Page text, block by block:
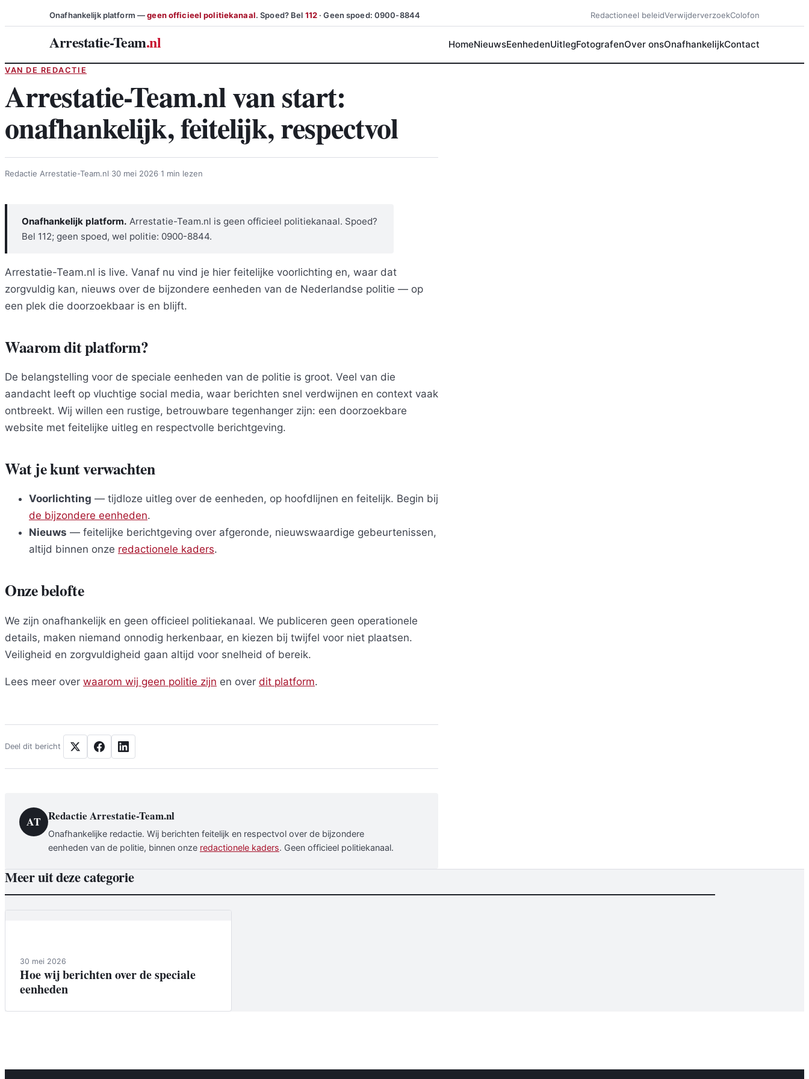
naar
inhoud
Onafhankelijk platform —geen officieel politiekanaal. Spoed? Bel 112· Geen spoed: 0900-8844 Redactioneel beleidVerwijderverzoekColofon
Arrestatie-Team.nl HomeNieuwsEenhedenUitlegFotografenOver onsOnafhankelijkContact
VAN DE REDACTIE
Arrestatie-Team.nl van start:
onafhankelijk, feitelijk, respectvol
Redactie Arrestatie-Team.nl·30 mei 2026·1 min lezen
Onafhankelijk platform. Arrestatie-Team.nl is geen officieel politiekanaal. Spoed?
Bel 112; geen spoed, wel politie: 0900-8844.
Arrestatie-Team.nl is live. Vanaf nu vind je hier feitelijke voorlichting en, waar dat
zorgvuldig kan, nieuws over de bijzondere eenheden van de Nederlandse politie — op
een plek die doorzoekbaar is en blijft.
Waarom dit platform?
De belangstelling voor de speciale eenheden van de politie is groot. Veel van die
aandacht leeft op vluchtige social media, waar berichten snel verdwijnen en context vaak
ontbreekt. Wij willen een rustige, betrouwbare tegenhanger zijn: een doorzoekbare
website met feitelijke uitleg en respectvolle berichtgeving.
Wat je kunt verwachten
Voorlichting — tijdloze uitleg over de eenheden, op hoofdlijnen en feitelijk. Begin bij
de bijzondere eenheden.
Nieuws — feitelijke berichtgeving over afgeronde, nieuwswaardige gebeurtenissen,
altijd binnen onze redactionele kaders.
Onze belofte
We zijn onafhankelijk en geen officieel politiekanaal. We publiceren geen operationele
details, maken niemand onnodig herkenbaar, en kiezen bij twijfel voor niet plaatsen.
Veiligheid en zorgvuldigheid gaan altijd voor snelheid of bereik.
Lees meer over waarom wij geen politie zijn en over dit platform.
Deel dit bericht
AT Redactie Arrestatie-Team.nl
Onafhankelijke redactie. Wij berichten feitelijk en respectvol over de bijzondere
eenheden van de politie, binnen onze redactionele kaders. Geen officieel politiekanaal.
Meer uit deze categorie
30 mei 2026
Hoe wij berichten over de speciale
eenheden